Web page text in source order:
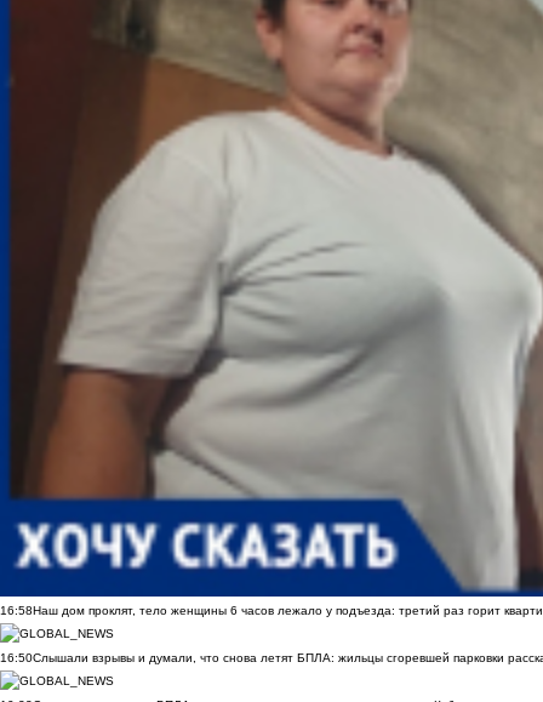
16:58Наш дом проклят, тело женщины 6 часов лежало у подъезда: третий раз горит
16:50Слышали взрывы и думали, что снова летят БПЛА: жильцы сгоревшей парковки